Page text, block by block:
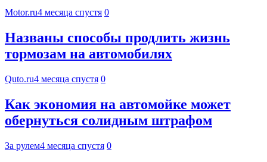
Motor.ru4 месяца спустя 0
Названы способы продлить жизнь
тормозам на автомобилях
Quto.ru4 месяца спустя 0
Как экономия на автомойке может
обернуться солидным штрафом
За рулем4 месяца спустя 0